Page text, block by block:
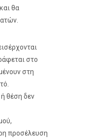
θα
στο
στη
θέση δεν
προσέλευση